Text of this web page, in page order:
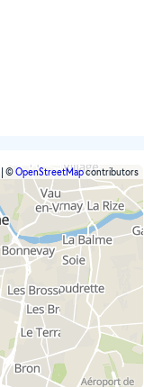
©OpenStreetMapcontributors